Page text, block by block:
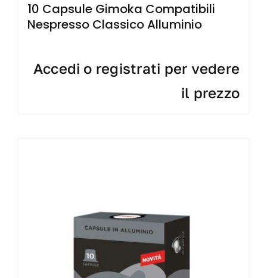
10 Capsule Gimoka Compatibili
Nespresso Classico Alluminio
Accedi o registrati per vedere
il prezzo